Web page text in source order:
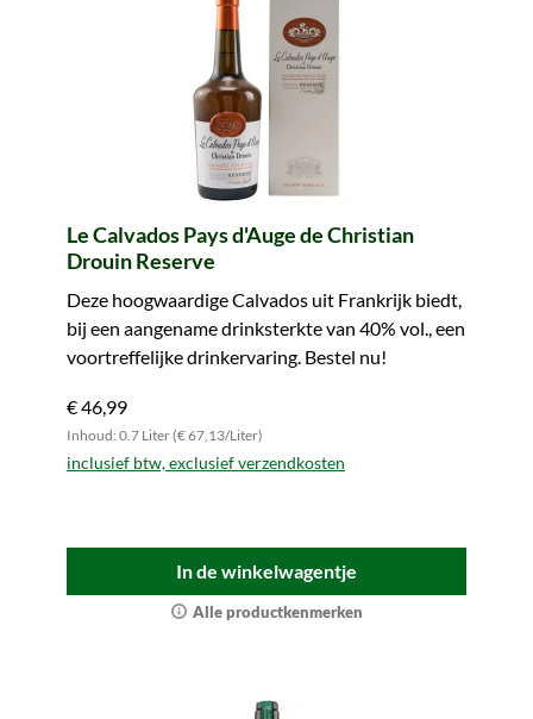
Le Calvados Pays d'Auge de Christian
Drouin Reserve
Deze hoogwaardige Calvados uit Frankrijk biedt,
bij een aangename drinksterkte van 40% vol., een
voortreffelijke drinkervaring. Bestel nu!
€ 46,99
Inhoud: 0.7 Liter (€ 67,13/Liter)
inclusief btw, exclusief verzendkosten
In de winkelwagentje
Alle productkenmerken